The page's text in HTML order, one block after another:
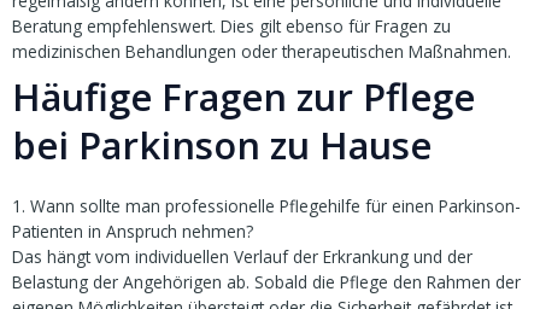
Beratung empfehlenswert. Dies gilt ebenso für Fragen zu
medizinischen Behandlungen oder therapeutischen Maßnahmen.
Häufige Fragen zur Pflege
bei Parkinson zu Hause
1. Wann sollte man professionelle Pflegehilfe für einen Parkinson-
Patienten in Anspruch nehmen?
Das hängt vom individuellen Verlauf der Erkrankung und der
Belastung der Angehörigen ab. Sobald die Pflege den Rahmen der